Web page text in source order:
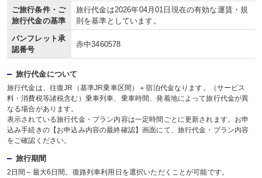
ご旅行条件・ご
旅行代金の基準
旅行代金は2026年04月01日現在の有効な運賃・規
則を基準としています。
パンフレット承
認番号
赤中3460578
旅行代金について
旅行代金は、往復JR（基準JR乗車区間）＋宿泊代金なります。（サービス
料・消費税等諸税含む）乗車列車、乗車時間、発着地によって旅行代金が異
なる場合があります。
表示されている旅行代金・プラン内容は一定時間ごとに更新されます。お申
込み手続きの【お申込み内容の最終確認】画面にて、旅行代金・プラン内容
をご確認ください。
旅行期間
2日間～最大6日間。復路列車利用日を選択いただくことが可能です。